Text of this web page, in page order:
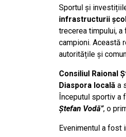
Sportul și
infrastructurii
trecerea timpului,
campioni. Această
autoritățile și
Consiliul Raional
Diaspora locală a
Începutul sportiv a
Ștefan Vodă”, o
Evenimentul a fost